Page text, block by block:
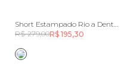
Short Estampado Rio a Dentro
R$ 279,00R$ 195,30